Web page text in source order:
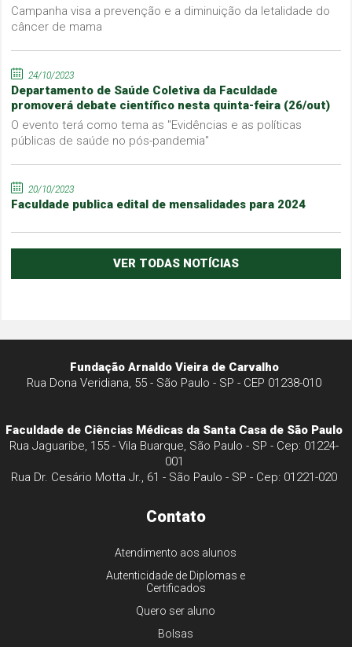
Campanha visa a prevenção e a diminuição da letalidade do
câncer de mama
24/10/2023
Departamento de Saúde Coletiva da Faculdade
promoverá debate científico nesta quinta-feira (26/out)
O evento terá como tema as "Evidências e as políticas
públicas de saúde no pós-pandemia"
20/10/2023
Faculdade publica edital de mensalidades para 2024
VER TODAS NOTÍCIAS
Fundação Arnaldo Vieira de Carvalho
Rua Dona Veridiana, 55 - São Paulo - SP - CEP 01238-010
Faculdade de Ciências Médicas da Santa Casa de São Paulo
Rua Jaguaribe, 155 - Vila Buarque, São Paulo - SP - Cep: 01224-
001
Rua Dr. Cesário Motta Jr., 61 - São Paulo - SP - Cep: 01221-020
Contato
Atendimento aos alunos
Autenticidade de Diplomas e
Certificados
Quero ser aluno
Bolsas